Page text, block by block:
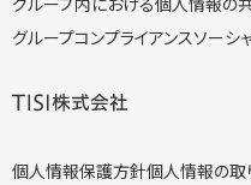
グループコンプライアンスソーシ
個人情報保護方針個人情報の取